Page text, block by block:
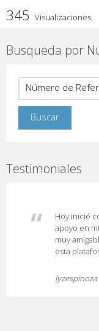
345 Visualizaciones
Busqueda por
Testimoniales
Hoy inicié
apoyo en
muy
esta
lyzespinoza